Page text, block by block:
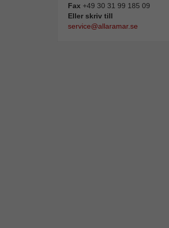
Fax +49 30 31 99 185 09
Eller skriv till
service@allaramar.se